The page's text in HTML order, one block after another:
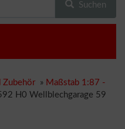
Suchen
Zubehör » Maßstab 1:87 -
H0 Wellblechgarage 59